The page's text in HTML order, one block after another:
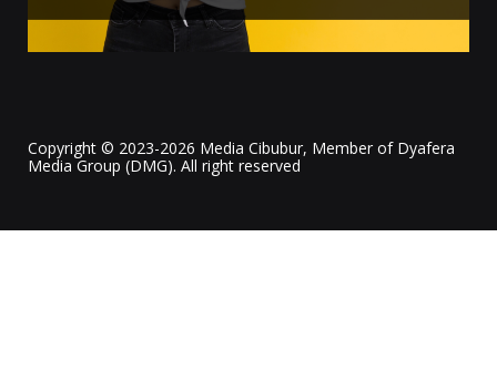
Copyright © 2023-2026 Media Cibubur, Member of Dyafera
Media Group (DMG). All right reserved